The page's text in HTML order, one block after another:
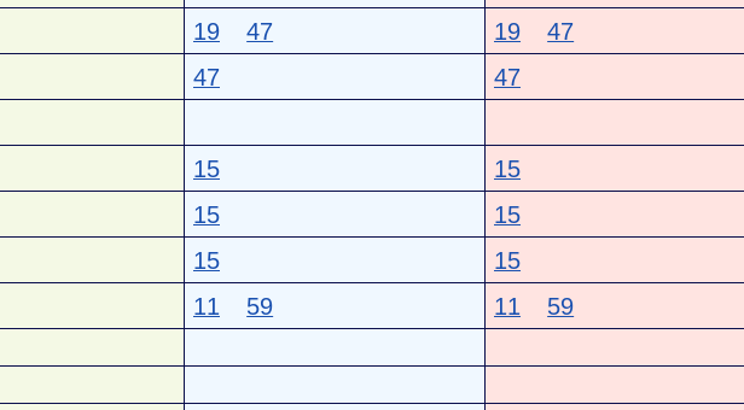
19 47 19 47
47 47
15 15
15 15
15 15
11 59 11 59